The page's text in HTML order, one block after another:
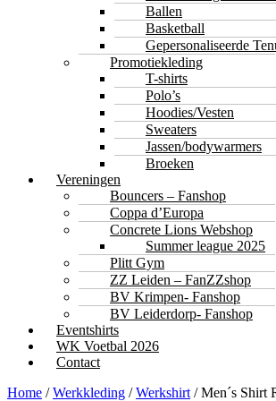
Ballen
Basketball
Gepersonaliseerde
Promotiekleding
T-shirts
Polo’s
Hoodies/Vesten
Sweaters
Jassen/bodywarmers
Broeken
Vereningen
Bouncers – Fanshop
Coppa d’Europa
Concrete Lions Webshop
Summer league 2025
Plitt Gym
ZZ Leiden – FanZZshop
BV Krimpen- Fanshop
BV Leiderdorp- Fanshop
Eventshirts
WK Voetbal 2026
Contact
Home /Werkkleding /Werkshirt / Men´s Shirt